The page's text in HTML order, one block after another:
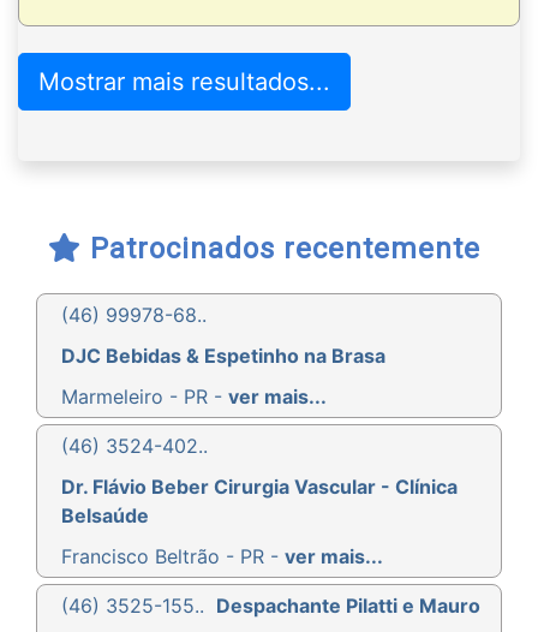
Mostrar mais resultados...
Patrocinados recentemente
(46) 99978-68..
DJC Bebidas & Espetinho na Brasa
Marmeleiro - PR - ver mais...
(46) 3524-402..
Dr. Flávio Beber Cirurgia Vascular - Clínica
Belsaúde
Francisco Beltrão - PR - ver mais...
(46) 3525-155.. Despachante Pilatti e Mauro